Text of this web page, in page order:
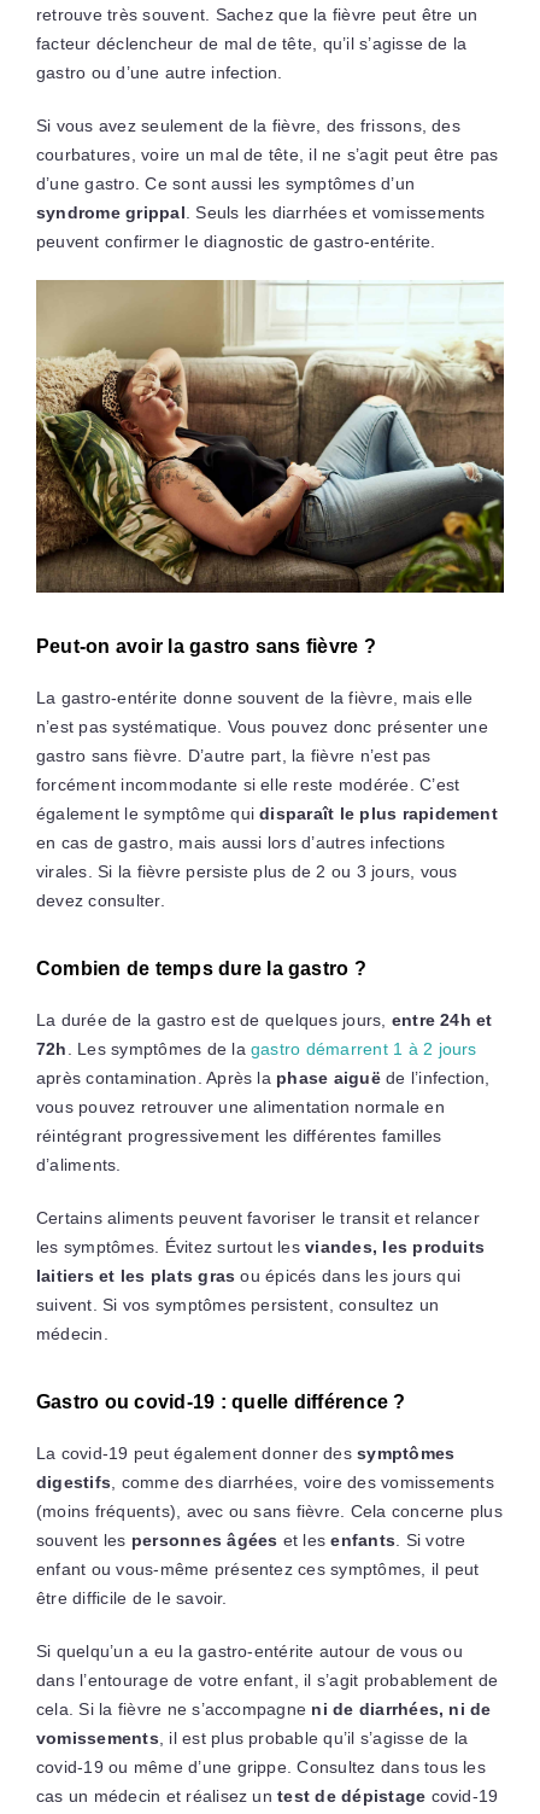
retrouve très souvent. Sachez que la fièvre peut être un
facteur déclencheur de mal de tête, qu’il s’agisse de la
gastro ou d’une autre infection.
Si vous avez seulement de la fièvre, des frissons, des
courbatures, voire un mal de tête, il ne s’agit peut être pas
d’une gastro. Ce sont aussi les symptômes d’un
syndrome grippal. Seuls les diarrhées et vomissements
peuvent confirmer le diagnostic de gastro-entérite.
Peut-on avoir la gastro sans fièvre ?
La gastro-entérite donne souvent de la fièvre, mais elle
n’est pas systématique. Vous pouvez donc présenter une
gastro sans fièvre. D’autre part, la fièvre n’est pas
forcément incommodante si elle reste modérée. C’est
également le symptôme quidisparaît le plus rapidement
en cas de gastro, mais aussi lors d’autres infections
virales. Si la fièvre persiste plus de 2 ou 3 jours, vous
devez consulter.
Combien de temps dure la gastro ?
La durée de la gastro est de quelques jours, entre 24h et
72h. Les symptômes de la gastro démarrent 1 à 2 jours
après contamination. Après la phase aiguëde l’infection,
vous pouvez retrouver une alimentation normale en
réintégrant progressivement les différentes familles
d’aliments.
Certains aliments peuvent favoriser le transit et relancer
les symptômes. Évitez surtout lesviandes, les produits
laitiers et les plats gras ou épicés dans les jours qui
suivent. Si vos symptômes persistent, consultez un
médecin.
Gastro ou covid-19 : quelle différence ?
La covid-19 peut également donner dessymptômes
digestifs, comme des diarrhées, voire des vomissements
(moins fréquents), avec ou sans fièvre. Cela concerne plus
souvent les personnes âgées et les enfants. Si votre
enfant ou vous-même présentez ces symptômes, il peut
être difficile de le savoir.
Si quelqu’un a eu la gastro-entérite autour de vous ou
dans l’entourage de votre enfant, il s’agit probablement de
cela. Si la fièvre ne s’accompagne ni de diarrhées, ni de
vomissements, il est plus probable qu’il s’agisse de la
covid-19 ou même d’une grippe. Consultez dans tous les
cas un médecin et réalisez un test de dépistage covid-19